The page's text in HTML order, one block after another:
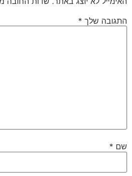
התגובה שלך *
שם *